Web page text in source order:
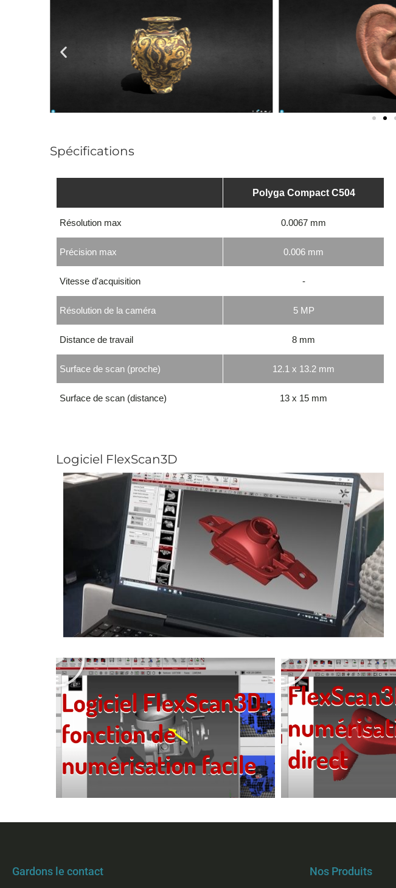
Spécifications
Polyga Compact C504
Résolution max 0.0067 mm
Précision max 0.006 mm
Vitesse d'acquisition -
Résolution de la caméra 5 MP
Distance de travail 8 mm
Surface de scan (proche) 12.1 x 13.2 mm
Surface de scan (distance) 13 x 15 mm
Logiciel FlexScan3D
Lire Lire
Gardons le contact Nos Produits